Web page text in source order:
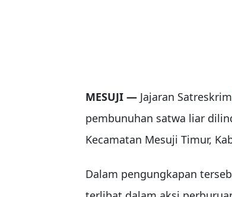
MESUJI — Jajaran Satreskrim
pembunuhan satwa liar
Kecamatan Mesuji Timur,
Dalam pengungkapan